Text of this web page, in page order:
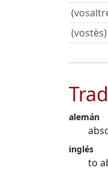
(vostès)
alemán
inglés
to